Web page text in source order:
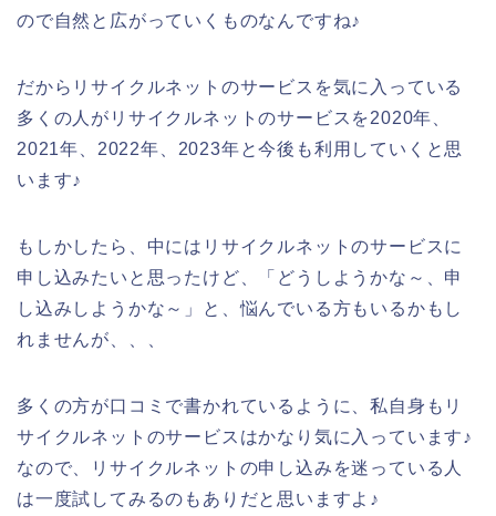
ので自然と広がっていくものなんですね♪
だからリサイクルネットのサービスを気に入っている
多くの人がリサイクルネットのサービスを2020年、
2021年、2022年、2023年と今後も利用していくと思
います♪
もしかしたら、中にはリサイクルネットのサービスに
申し込みたいと思ったけど、「どうしようかな～、申
し込みしようかな～」と、悩んでいる方もいるかもし
れませんが、、、
多くの方が口コミで書かれているように、私自身もリ
サイクルネットのサービスはかなり気に入っています♪
なので、リサイクルネットの申し込みを迷っている人
は一度試してみるのもありだと思いますよ♪